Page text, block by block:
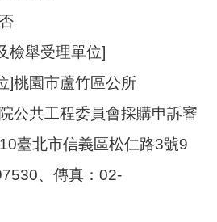
檢舉受理單位]
]桃園市蘆竹區公所
公共工程委員會採購申訴審
臺北市信義區松仁路3號9
、傳真：02-